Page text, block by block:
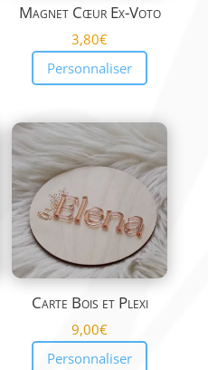
Magnet Cœur Ex-Voto
3,80€
Personnaliser
Carte Bois et Plexi
9,00€
Personnaliser